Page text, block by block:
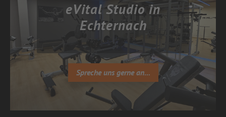
eVital Studio in
Echternach
Spreche uns gerne an...